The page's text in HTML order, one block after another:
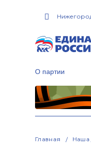
О партии
Главная Наша